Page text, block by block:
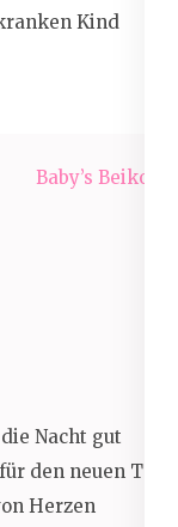
Kind
Baby’s Beikost
Nacht gut
den neuen Tag
Herzen